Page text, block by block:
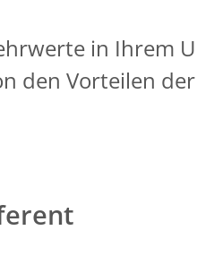
in Ihrem
den Vorteilen